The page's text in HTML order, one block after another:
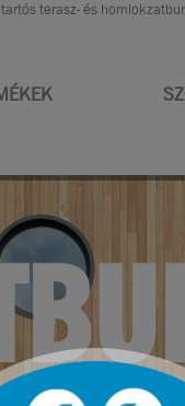
tartós terasz- és